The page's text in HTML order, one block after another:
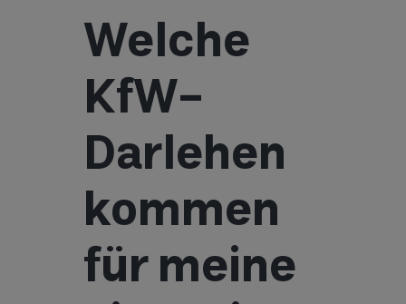
Welche
KfW-
Darlehen
kommen
für meine